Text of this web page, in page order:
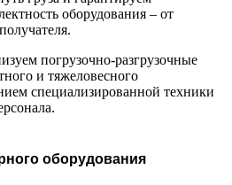
оборудования – от
погрузочно-разгрузочные
и тяжеловесного
специализированной техники
оборудования